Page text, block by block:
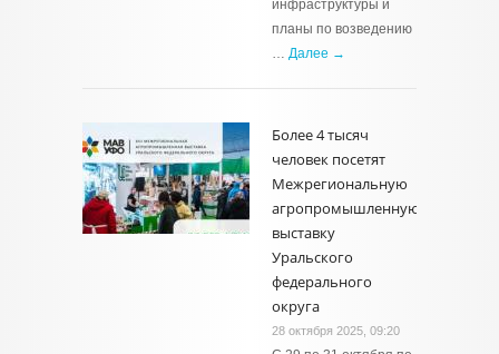
инфраструктуры и
планы по возведению
… Далее →
Более 4 тысяч
человек посетят
Межрегиональную
агропромышленную
выставку
Уральского
федерального
округа
28 октября 2025, 09:20